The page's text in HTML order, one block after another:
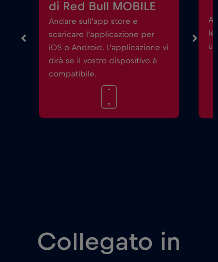
di Red Bull MOBILE
Andare sull’app store e
scaricare l’applicazione per
iOS o Android. L’applicazione vi
dirà se il vostro dispositivo è
compatibile.
le
Collegato in